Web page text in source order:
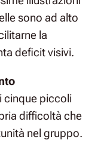
sono ad alto
la
deficit visivi.
cinque piccoli
difficoltà che
nel gruppo.